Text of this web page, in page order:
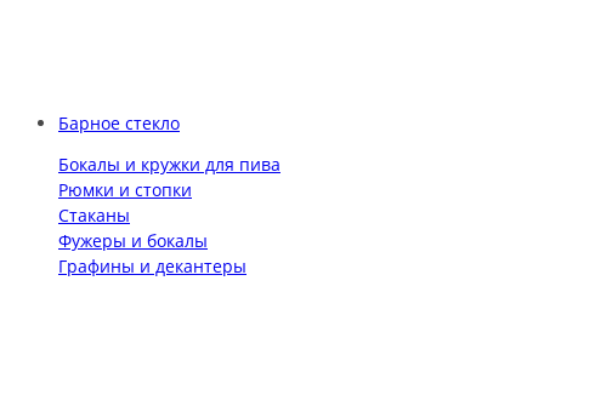
Барное стекло
Бокалы и кружки для пива
Рюмки и стопки
Стаканы
Фужеры и бокалы
Графины и декантеры